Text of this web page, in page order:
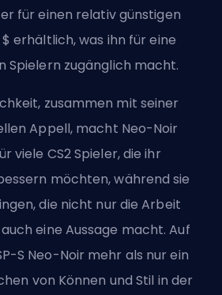
für einen relativ günstigen
erhältlich, was ihn für eine
Spielern zugänglich macht.
zusammen mit seiner
Appell, macht Neo-Noir
viele CS2 Spieler, die ihr
möchten, während sie
die nicht nur die Arbeit
eine Aussage macht. Auf
S Neo-Noir mehr als nur ein
von Können und Stil in der